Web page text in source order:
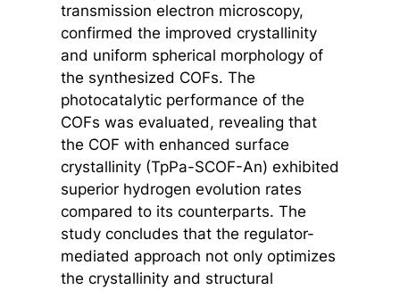
transmission electron microscopy,
confirmed the improved crystallinity
and uniform spherical morphology of
the synthesized COFs. The
photocatalytic performance of the
COFs was evaluated, revealing that
the COF with enhanced surface
crystallinity (TpPa-SCOF-An) exhibited
superior hydrogen evolution rates
compared to its counterparts. The
study concludes that the regulator-
mediated approach not only optimizes
the crystallinity and structural